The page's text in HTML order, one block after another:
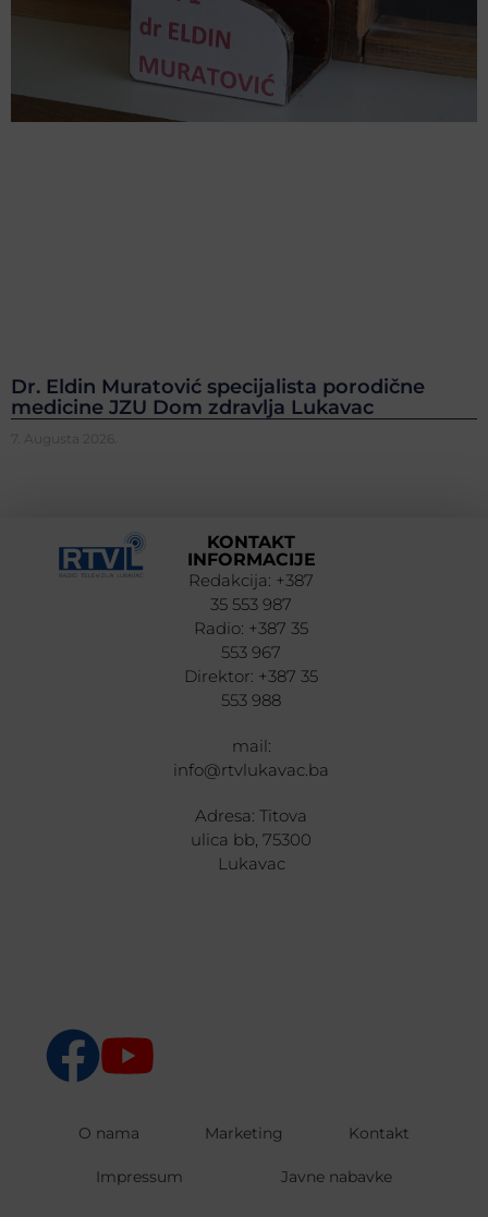
Dr. Eldin Muratović specijalista porodične
medicine JZU Dom zdravlja Lukavac
7. Augusta 2026.
KONTAKT
INFORMACIJE
Redakcija: +387
35 553 987
Radio: +387 35
553 967
Direktor: +387 35
553 988
mail:
info@rtvlukavac.ba
Adresa: Titova
ulica bb, 75300
Lukavac
O nama Marketing Kontakt
Impressum Javne nabavke